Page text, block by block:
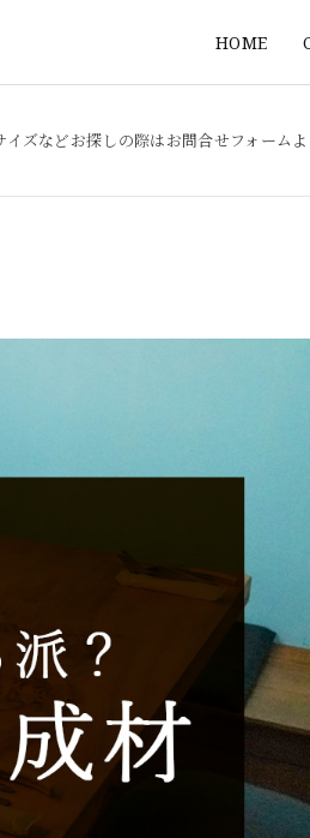
HOME
ズなどお探しの際はお問合せフォーム